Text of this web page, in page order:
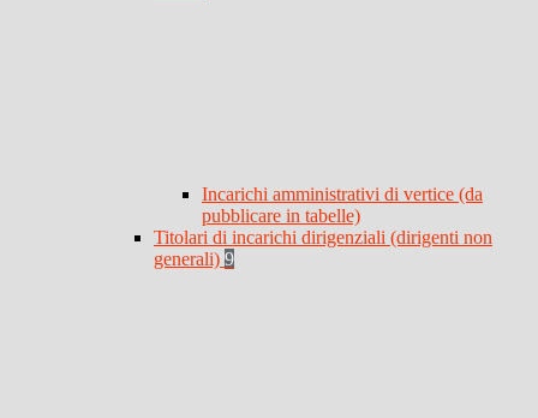
Incarichi amministrativi di vertice (da
pubblicare in tabelle)
Titolari di incarichi dirigenziali (dirigenti non
generali) 9